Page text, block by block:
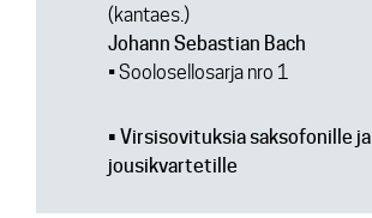
(kantaes.)
Johann Sebastian Bach
• Soolosellosarja nro 1
• Virsisovituksia saksofonille ja
jousikvartetille